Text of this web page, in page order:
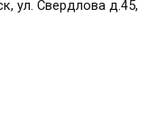
ул. Свердлова д.45,